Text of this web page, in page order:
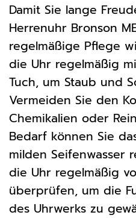
Damit Sie lange
Herrenuhr Bronson
regelmäßige Pflege
die Uhr regelmäßig
Tuch, um Staub und
Vermeiden Sie den
Chemikalien oder
Bedarf können Sie
milden Seifenwasser
die Uhr regelmäßig
überprüfen, um die
des Uhrwerks zu